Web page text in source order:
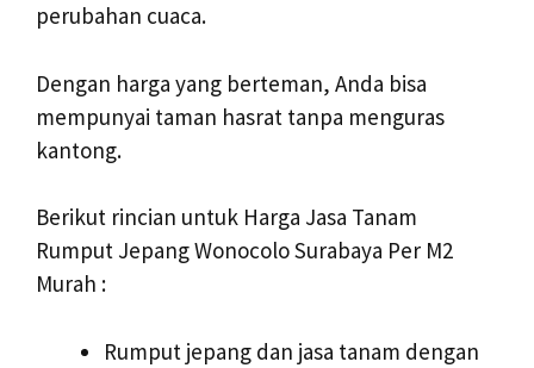
perubahan cuaca.
Dengan harga yang berteman, Anda bisa
mempunyai taman hasrat tanpa menguras
kantong.
Berikut rincian untuk Harga Jasa Tanam
Rumput Jepang Wonocolo Surabaya Per M2
Murah :
Rumput jepang dan jasa tanam dengan